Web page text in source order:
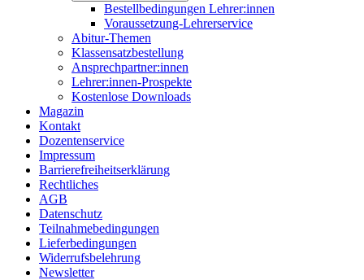
Bestellbedingungen Lehrer:innen
Voraussetzung-Lehrerservice
Abitur-Themen
Klassensatzbestellung
Ansprechpartner:innen
Lehrer:innen-Prospekte
Kostenlose Downloads
Magazin
Kontakt
Dozentenservice
Impressum
Barrierefreiheitserklärung
Rechtliches
AGB
Datenschutz
Teilnahmebedingungen
Lieferbedingungen
Widerrufsbelehrung
Newsletter